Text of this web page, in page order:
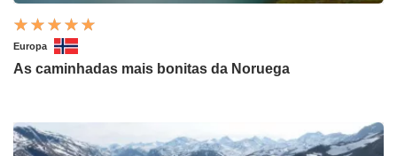
Europa
As caminhadas mais bonitas da Noruega